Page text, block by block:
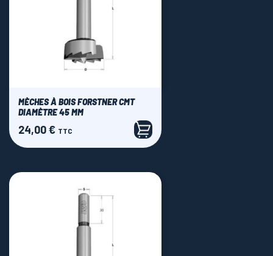
MÈCHES À BOIS FORSTNER CMT
DIAMÈTRE 45 MM
Prix
24,00 € TTC